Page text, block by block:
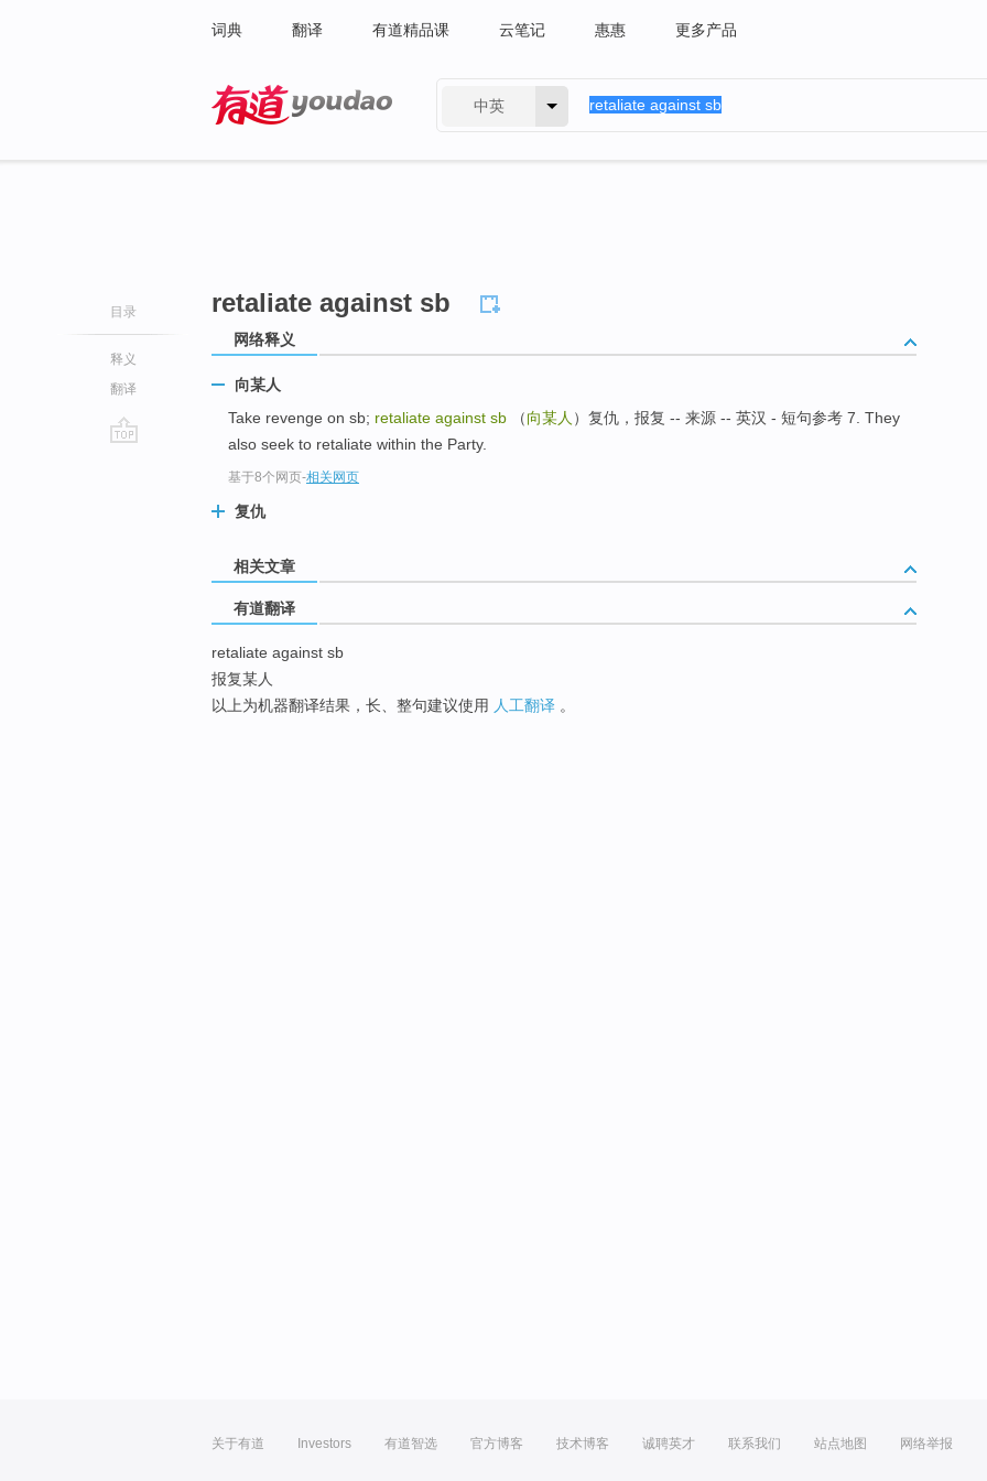
词典 翻译 有道精品课 云笔记 惠惠 更多产品
中英
目录
释义
翻译
retaliate against sb
网络释义
向某人
Take revenge on sb; retaliate against sb （向某人 ）复仇，报复 -- 来源 -- 英汉 - 短句参考 7. They
also seek to retaliate within the Party.
基于8个网页-相关网页
复仇
相关文章
有道翻译
retaliate against sb
报复某人
以上为机器翻译结果，长、整句建议使用 人工翻译 。
关于有道 Investors 有道智选 官方博客 技术博客 诚聘英才 联系我们 站点地图 网络举报